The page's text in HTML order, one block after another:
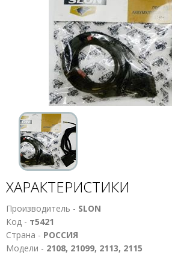
ХАРАКТЕРИСТИКИ
Производитель - SLON
Код - т5421
Страна - РОССИЯ
Модели - 2108, 21099, 2113, 2115